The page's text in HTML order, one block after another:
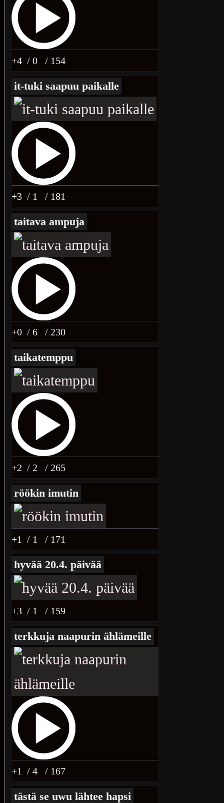
+4 / 0 / 154
it-tuki saapuu paikalle
+3 / 1 / 181
taitava ampuja
+0 / 6 / 230
taikatemppu
+2 / 2 / 265
röökin imutin
+1 / 1 / 171
hyvää 20.4. päivää
+3 / 1 / 159
terkkuja naapurin ählämeille
+1 / 4 / 167
tästä se uwu lähtee hapsi